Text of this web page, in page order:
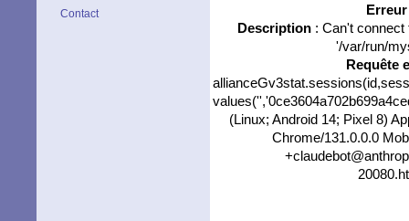
Contact
Description: Can't connect
'/var/run/
Requête
(Linux; Android 14; Pixel 8)
Chrome/131.0.0.0